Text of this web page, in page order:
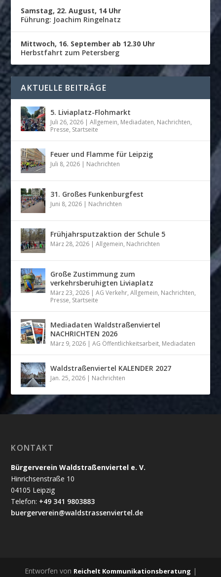
Samstag, 22. August, 14 Uhr
Führung: Joachim Ringelnatz
Mittwoch, 16. September ab 12.30 Uhr
Herbstfahrt zum Petersberg
AKTUELLE BEITRÄGE
5. Liviaplatz-Flohmarkt
Juli 26, 2026 |Allgemein, Mediadaten, Nachrichten,
Presse, Startseite
Feuer und Flamme für Leipzig
Juli 8, 2026 Nachrichten
31. Großes Funkenburgfest
Juni 8, 2026 Nachrichten
Frühjahrsputzaktion der Schule 5
März 28, 2026 |Allgemein, Nachrichten
Große Zustimmung zum
verkehrsberuhigten Liviaplatz
März 23, 2026 |AG Verkehr,Allgemein, Nachrichten,
Presse, Startseite
Mediadaten Waldstraßenviertel
NACHRICHTEN 2026
März 9, 2026 |AG Öffentlichkeitsarbeit, Mediadaten
Waldstraßenviertel KALENDER 2027
Jan. 25, 2026 Nachrichten
KONTAKT
Bürgerverein Waldstraßenviertel e. V.
Hinrichsenstraße 10
04105 Leipzig
Telefon: +49 341 9803883
buergerverein@waldstrassenviertel.de
Entworfen von Reichelt Kommunikationsberatung |